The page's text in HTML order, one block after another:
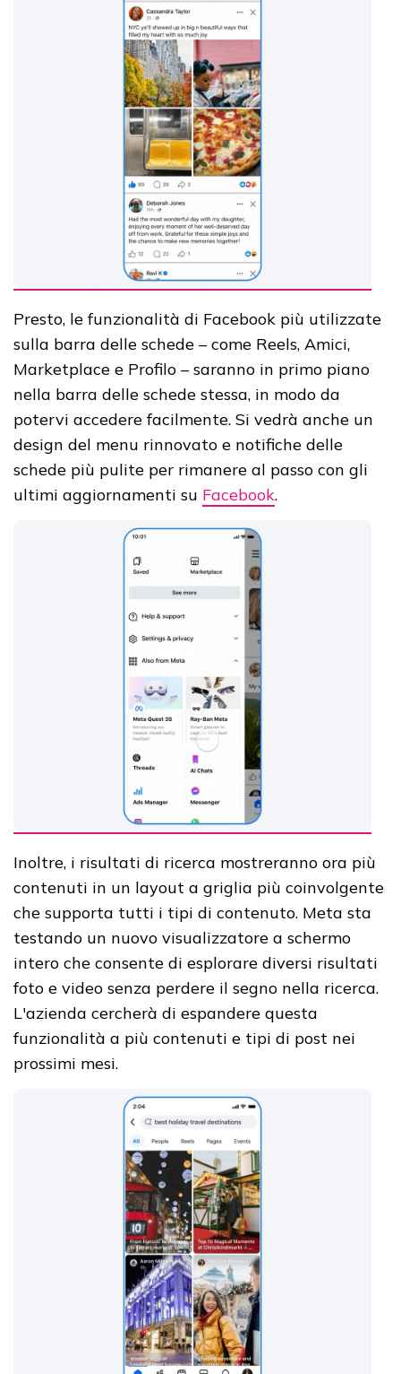
Presto, le funzionalità di Facebook più utilizzate
sulla barra delle schede – come Reels, Amici,
Marketplace e Profilo – saranno in primo piano
nella barra delle schede stessa, in modo da
potervi accedere facilmente. Si vedrà anche un
design del menu rinnovato e notifiche delle
schede più pulite per rimanere al passo con gli
ultimi aggiornamenti su Facebook.
Inoltre, i risultati di ricerca mostreranno ora più
contenuti in un layout a griglia più coinvolgente
che supporta tutti i tipi di contenuto. Meta sta
testando un nuovo visualizzatore a schermo
intero che consente di esplorare diversi risultati
foto e video senza perdere il segno nella ricerca.
L'azienda cercherà di espandere questa
funzionalità a più contenuti e tipi di post nei
prossimi mesi.